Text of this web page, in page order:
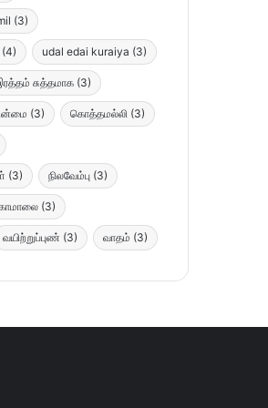
(3)
(4) udal edai kuraiya (3)
சுத்தமாக (3)
(3) கொத்தமல்லி (3)
(3) நிலவேம்பு (3)
(3)
வயிற்றுப்புண் (3) வாதம் (3)